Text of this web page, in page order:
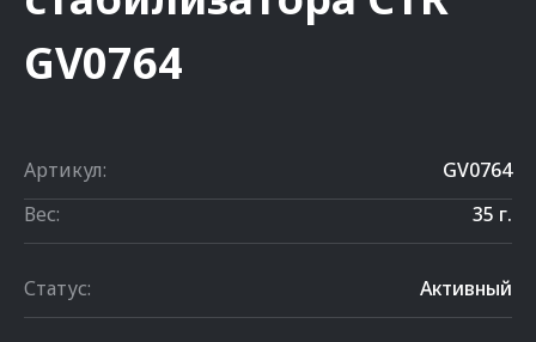
GV0764
Артикул:
GV0764
Вес:
35 г.
Статус: Активный